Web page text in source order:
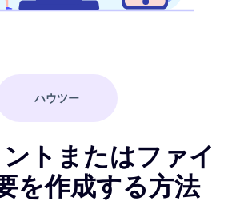
ハウツー
トまたはファイ
を作成する方法